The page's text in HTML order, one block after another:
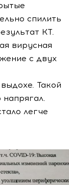
спилить
КТ.
вирусная
с двух
Такой
легче